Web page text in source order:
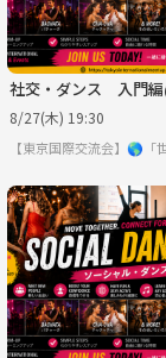
社交・ダンス 入門編
8/27(木) 19:30
【東京国際交流会】🌎